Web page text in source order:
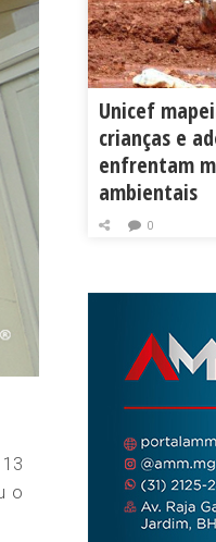
o
Unicef
crianças e
enfrentam
ambientais
0